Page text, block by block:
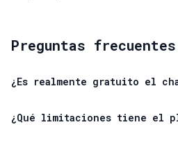
Preguntas frecuentes
¿Es realmente gratuito el
¿Qué limitaciones tiene el